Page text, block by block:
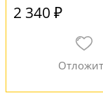
2 340 ₽